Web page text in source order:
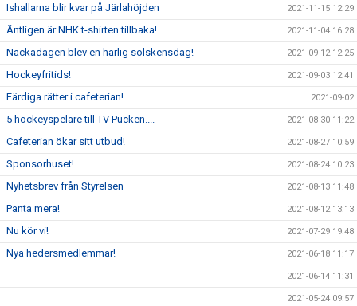
Ishallarna blir kvar på Järlahöjden 2021-11-15 12:29
Äntligen är NHK t-shirten tillbaka! 2021-11-04 16:28
Nackadagen blev en härlig solskensdag! 2021-09-12 12:25
Hockeyfritids! 2021-09-03 12:41
Färdiga rätter i cafeterian! 2021-09-02
5 hockeyspelare till TV Pucken.... 2021-08-30 11:22
Cafeterian ökar sitt utbud! 2021-08-27 10:59
Sponsorhuset! 2021-08-24 10:23
Nyhetsbrev från Styrelsen 2021-08-13 11:48
Panta mera! 2021-08-12 13:13
Nu kör vi! 2021-07-29 19:48
Nya hedersmedlemmar! 2021-06-18 11:17
2021-06-14 11:31
2021-05-24 09:57